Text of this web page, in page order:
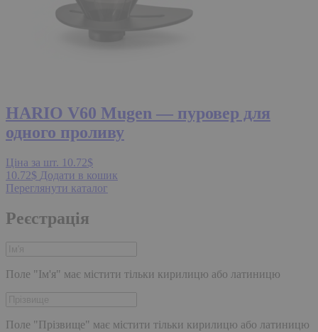
HARIO V60 Mugen — пуровер для
одного проливу
Ціна за шт. 10.72$
10.72$ Додати в кошик
Переглянути каталог
Реєстрація
Поле "Ім'я" має містити тільки кирилицю або латиницю
Поле "Прізвище" має містити тільки кирилицю або латиницю